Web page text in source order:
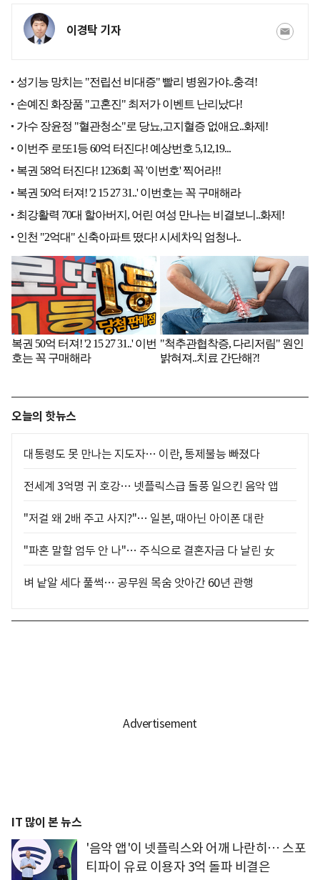
이경탁 기자
오늘의 핫뉴스
대통령도 못 만나는 지도자… 이란, 통제불능 빠졌다
전세계 3억명 귀 호강… 넷플릭스급 돌풍 일으킨 음악 앱
"저걸 왜 2배 주고 사지?"… 일본, 때아닌 아이폰 대란
"파혼 말할 엄두 안 나"… 주식으로 결혼자금 다 날린 女
벼 낱알 세다 풀썩… 공무원 목숨 앗아간 60년 관행
IT 많이 본 뉴스
'음악 앱'이 넷플릭스와 어깨 나란히… 스포
티파이 유료 이용자 3억 돌파 비결은